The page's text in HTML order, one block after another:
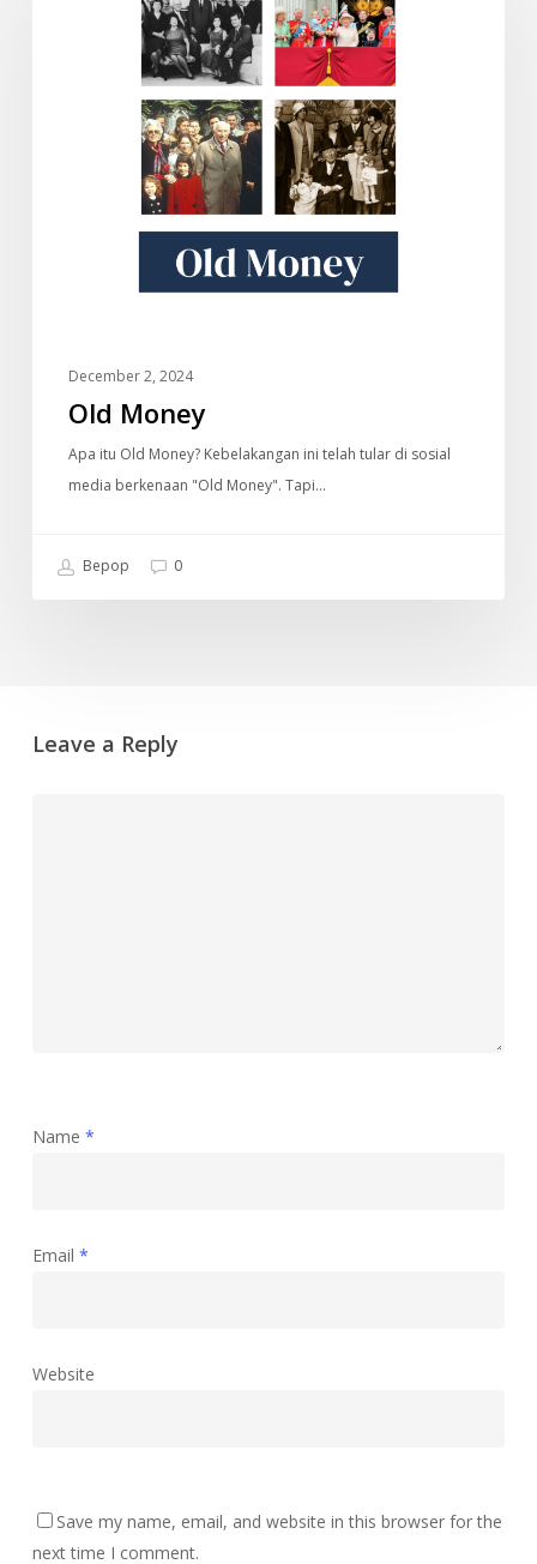
December 2, 2024
Old Money
Apa itu Old Money? Kebelakangan ini telah tular di sosial
media berkenaan "Old Money". Tapi…
Bepop 0
Leave a Reply
Name *
Email *
Website
Save my name, email, and website in this browser for the
next time I comment.